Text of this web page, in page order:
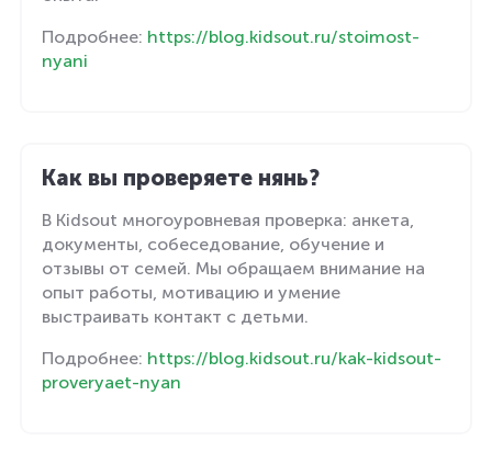
Подробнее: https://blog.kidsout.ru/stoimost-
nyani
Как вы проверяете нянь?
В Kidsout многоуровневая проверка: анкета,
документы, собеседование, обучение и
отзывы от семей. Мы обращаем внимание на
опыт работы, мотивацию и умение
выстраивать контакт с детьми.
Подробнее: https://blog.kidsout.ru/kak-kidsout-
proveryaet-nyan